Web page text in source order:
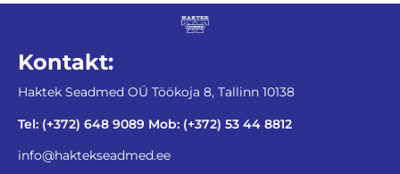
Kontakt:
Haktek Seadmed OÜ Töökoja 8, Tallinn 10138
Tel: (+372) 648 9089 Mob: (+372) 53 44 8812
info@haktekseadmed.ee